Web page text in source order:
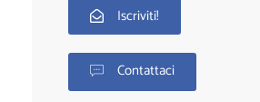
Iscriviti!
Contattaci